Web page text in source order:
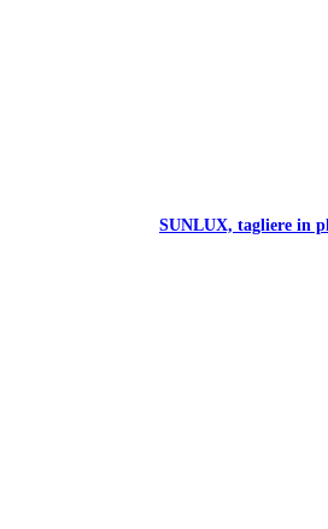
SUNLUX, tagliere in